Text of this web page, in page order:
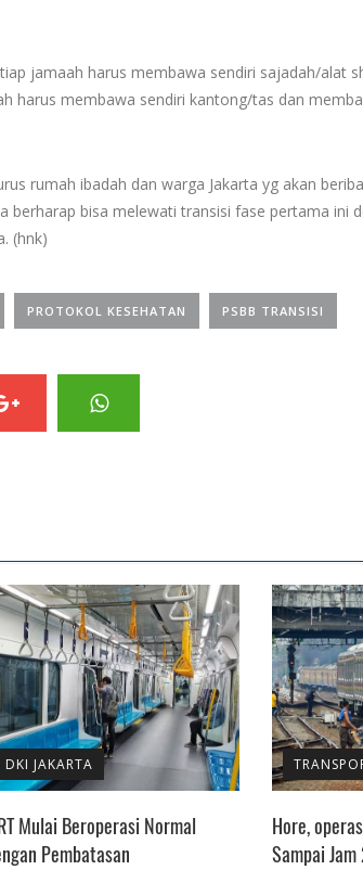
jamaah harus membawa sendiri sajadah/alat
harus membawa sendiri kantong/tas dan
rumah ibadah dan warga Jakarta yg akan
bisa melewati transisi fase pertama ini
(hnk)
PROTOKOL KESEHATAN PSBB TRANSISI
DKI JAKARTA
Mulai Beroperasi Normal
Pembatasan
Hore,
Sampai